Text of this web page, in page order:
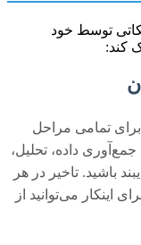
توسط خود
کند:
برای تمامی مراحل
داده، تحلیل،
باشید. تاخیر در هر
اینکار می‌توانید از